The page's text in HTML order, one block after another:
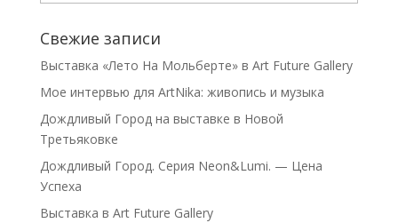
Свежие записи
Выставка «Лето На Мольберте» в Art Future Gallery
Мое интервью для ArtNika: живопись и музыка
Дождливый Город на выставке в Новой
Третьяковке
Дождливый Город. Серия Neon&Lumi. — Цена
Успеха
Выставка в Art Future Gallery